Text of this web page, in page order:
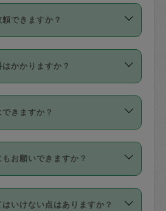
い場合、損害保険の対象外
なバックグラウンドの方が
す。
る方など様々です。
ていますので、各自の得意
ださい。
す。タスカジさんトレーニ
ったセルフトレーニングの
ルを受け、合格したタスカ
されています。
ーの講評は１件目のレビュ
】タスカジさんの登録に際
カジさんとの間でタスカジ
した作業時間内での作業に
。作業範囲は、掃除、洗
に物を壊したり、人にけが
た場合が対象で、補償金額
できますか？
在を起点に3日後（72時間
から受付可能となっていま
へ「募集」をかけることが
かかりますか？
には、以下の2種類がありま
セル（定期、スポット契約
きますか？
」というメニューはありま
回のみ」依頼を活用するこ
気に入ったタスカジさんを
お願いできますか？
作業はタスカジさんの同意
数回の依頼ののち、タスカ
いけない点はありますか？